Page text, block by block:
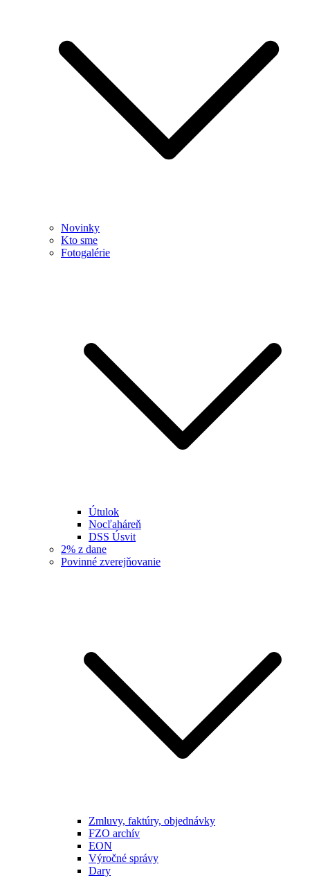
Novinky
Kto sme
Fotogalérie
Útulok
Nocľaháreň
DSS Úsvit
2% z dane
Povinné zverejňovanie
Zmluvy, faktúry, objednávky
FZO archív
EON
Výročné správy
Dary